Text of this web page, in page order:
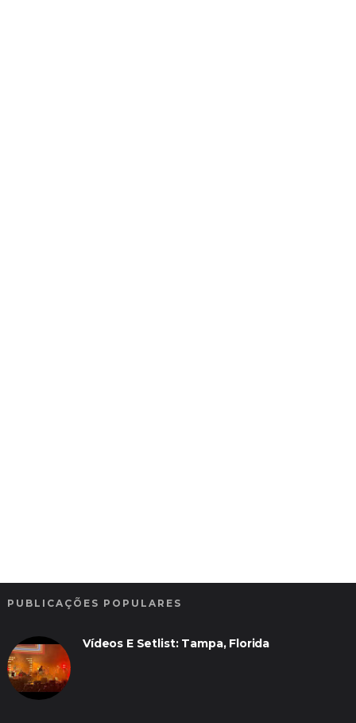
PUBLICAÇÕES POPULARES
Vídeos E Setlist: Tampa, Florida